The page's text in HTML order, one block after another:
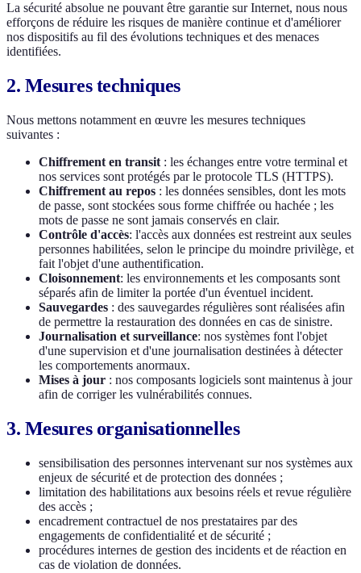
La sécurité absolue ne pouvant être garantie sur Internet, nous nous
efforçons de réduire les risques de manière continue et d'améliorer
nos dispositifs au fil des évolutions techniques et des menaces
identifiées.
2. Mesures techniques
Nous mettons notamment en œuvre les mesures techniques
suivantes :
Chiffrement en transit : les échanges entre votre terminal et
nos services sont protégés par le protocole TLS (HTTPS).
Chiffrement au repos : les données sensibles, dont les mots
de passe, sont stockées sous forme chiffrée ou hachée ; les
mots de passe ne sont jamais conservés en clair.
Contrôle d'accès: l'accès aux données est restreint aux seules
personnes habilitées, selon le principe du moindre privilège, et
fait l'objet d'une authentification.
Cloisonnement: les environnements et les composants sont
séparés afin de limiter la portée d'un éventuel incident.
Sauvegardes : des sauvegardes régulières sont réalisées afin
de permettre la restauration des données en cas de sinistre.
Journalisation et surveillance: nos systèmes font l'objet
d'une supervision et d'une journalisation destinées à détecter
les comportements anormaux.
Mises à jour : nos composants logiciels sont maintenus à jour
afin de corriger les vulnérabilités connues.
3. Mesures organisationnelles
sensibilisation des personnes intervenant sur nos systèmes aux
enjeux de sécurité et de protection des données ;
limitation des habilitations aux besoins réels et revue régulière
des accès ;
encadrement contractuel de nos prestataires par des
engagements de confidentialité et de sécurité ;
procédures internes de gestion des incidents et de réaction en
cas de violation de données.